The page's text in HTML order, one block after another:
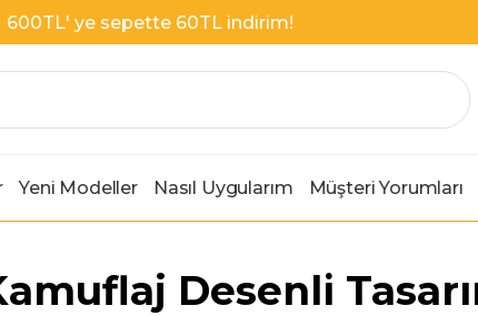
600TL' ye sepette 60TL indirim!
Yeni Modeller Nasıl Uygularım Müşteri Yorumları
Desenli